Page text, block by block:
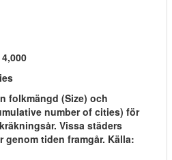
folkmängd (Size) och
number of cities) för
Vissa städers
tiden framgår. Källa: